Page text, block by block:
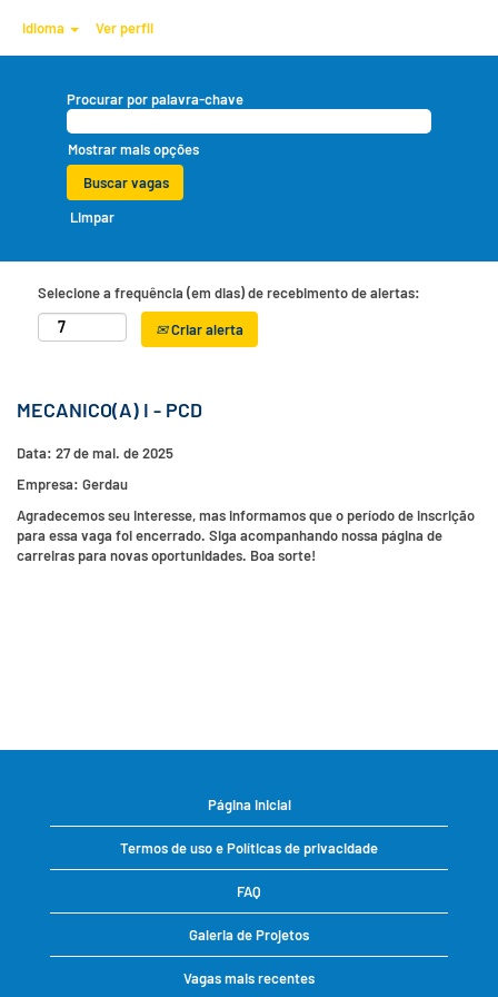
Idioma Ver perfil
Procurar por palavra-chave
Mostrar mais opções
Limpar
Selecione a frequência (em dias) de recebimento de alertas:
Criar alerta
MECANICO(A) I - PCD
Data: 27 de mai. de 2025
Empresa: Gerdau
Agradecemos seu interesse, mas informamos que o período de inscrição
para essa vaga foi encerrado. Siga acompanhando nossa página de
carreiras para novas oportunidades. Boa sorte!
Página inicial
Termos de uso e Políticas de privacidade
FAQ
Galeria de Projetos
Vagas mais recentes